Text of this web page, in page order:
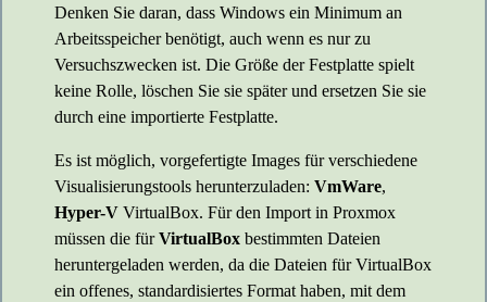
Denken Sie daran, dass Windows ein Minimum an
Arbeitsspeicher benötigt, auch wenn es nur zu
Versuchszwecken ist. Die Größe der Festplatte spielt
keine Rolle, löschen Sie sie später und ersetzen Sie sie
durch eine importierte Festplatte.
Es ist möglich, vorgefertigte Images für verschiedene
Visualisierungstools herunterzuladen: VmWare,
Hyper-V VirtualBox. Für den Import in Proxmox
müssen die fürVirtualBox bestimmten Dateien
heruntergeladen werden, da die Dateien für VirtualBox
ein offenes, standardisiertes Format haben, mit dem